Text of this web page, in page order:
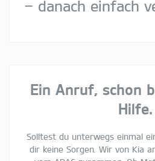
– danach einfach
Ein Anruf, schon
Hilfe.
Solltest du unterwegs einmal
dir keine Sorgen. Wir von Kia